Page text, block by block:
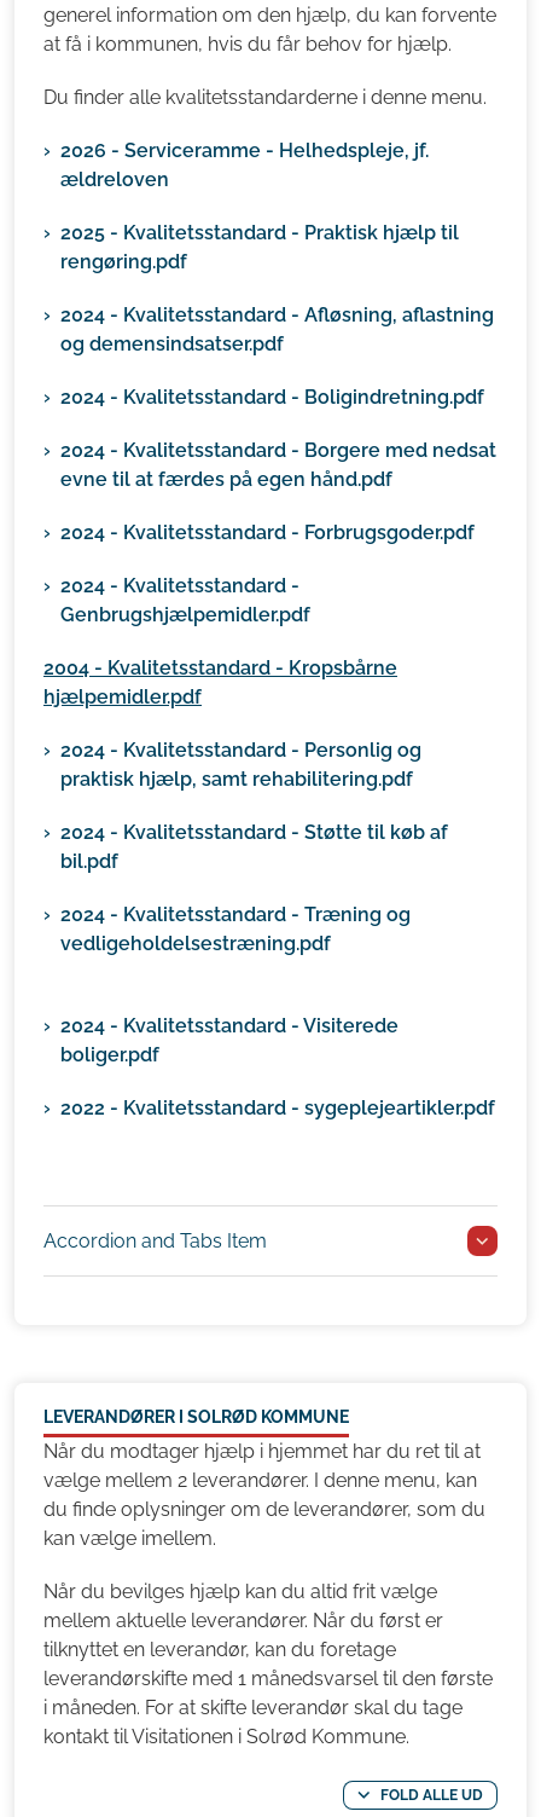
generel information om den hjælp, du kan forvente
at få i kommunen, hvis du får behov for hjælp.
Du finder alle kvalitetsstandarderne i denne menu.
2026 - Serviceramme - Helhedspleje, jf.
ældreloven
2025 - Kvalitetsstandard - Praktisk hjælp til
rengøring.pdf
2024 - Kvalitetsstandard - Afløsning, aflastning
og demensindsatser.pdf
2024 - Kvalitetsstandard - Boligindretning.pdf
2024 - Kvalitetsstandard - Borgere med nedsat
evne til at færdes på egen hånd.pdf
2024 - Kvalitetsstandard - Forbrugsgoder.pdf
2024 - Kvalitetsstandard -
Genbrugshjælpemidler.pdf
2004 - Kvalitetsstandard - Kropsbårne
hjælpemidler.pdf
2024 - Kvalitetsstandard - Personlig og
praktisk hjælp, samt rehabilitering.pdf
2024 - Kvalitetsstandard - Støtte til køb af
bil.pdf
2024 - Kvalitetsstandard - Træning og
vedligeholdelsestræning.pdf
2024 - Kvalitetsstandard - Visiterede
boliger.pdf
2022 - Kvalitetsstandard - sygeplejeartikler.pdf
Accordion and Tabs Item
LEVERANDØRER I SOLRØD KOMMUNE
Når du modtager hjælp i hjemmet har du ret til at
vælge mellem 2 leverandører. I denne menu, kan
du finde oplysninger om de leverandører, som du
kan vælge imellem.
Når du bevilges hjælp kan du altid frit vælge
mellem aktuelle leverandører. Når du først er
tilknyttet en leverandør, kan du foretage
leverandørskifte med 1 månedsvarsel til den første
i måneden. For at skifte leverandør skal du tage
kontakt til Visitationen i Solrød Kommune.
FOLD ALLE UD